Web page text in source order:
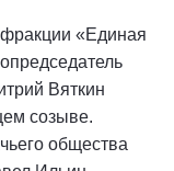
«Единая
Вяткин
созыве.
общества